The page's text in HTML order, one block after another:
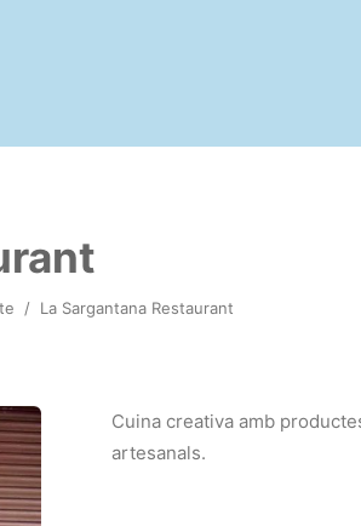
/ La Sargantana Restaurant
Cuina creativa amb
artesanals.